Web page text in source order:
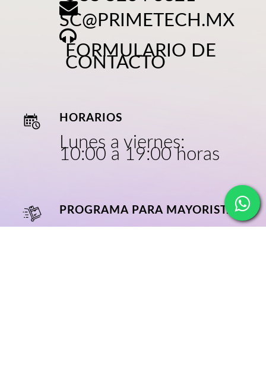
SC@PRIMETECH.MX
FORMULARIO DE
CONTACTO
HORARIOS
Lunes a viernes:
10:00 a 19:00 horas
PROGRAMA PARA MAYORISTAS